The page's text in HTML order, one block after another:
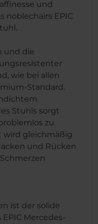
und
noblechairs EPIC
und die
wie bei allen
Standard.
Stuhls sorgt
zu
wird gleichmäßig
und Rücken
ist der solide
Mercedes-